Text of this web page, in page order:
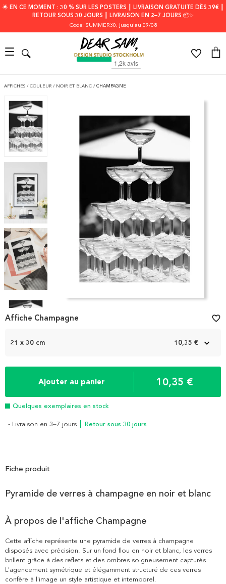
🌟 EN CE MOMENT : 30 % SUR LES POSTERS ┃ LIVRAISON GRATUITE DÈS 39€ ┃
RETOUR SOUS 30 JOURS ┃ LIVRAISON EN 2–7 JOURS 📦✨
Code: SUMMER30, jusqu'au 09/08
AFFICHES / COULEUR / NOIR ET BLANC / CHAMPAGNE
1
21 x 30 cm 10,35 €
Ajouter au panier 10,35 €
Quelques exemplaires en stock
- Livraison en 3–7 jours ┃ Retour sous 30 jours
Affiche Champagne favorite_border
Fiche produit
Pyramide de verres à champagne en noir et blanc
À propos de l'affiche Champagne
Cette affiche représente une pyramide de verres à champagne
disposés avec précision. Sur un fond flou en noir et blanc, les verres
brillent grâce à des reflets et des ombres soigneusement capturés.
L'agencement symétrique et élégamment structuré de ces verres
confère à l'image un style artistique et intemporel.